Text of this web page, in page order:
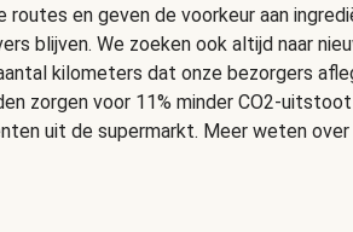
routes en geven de voorkeur aan
blijven. We zoeken ook altijd naar
kilometers dat onze bezorgers
zorgen voor 11% minder CO2-
uit de supermarkt. Meer weten over